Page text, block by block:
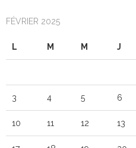
FÉVRIER 2025
L M M J
3 4 5 6
10 11 12 13